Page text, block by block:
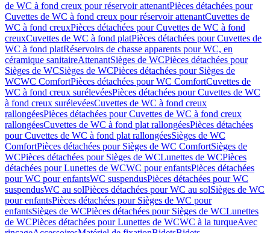
de WC à fond creux pour réservoir attenantPièces détachées pour
Cuvettes de WC à fond creux pour réservoir attenantCuvettes de
WC à fond creuxPièces détachées pour Cuvettes de WC à fond
creuxCuvettes de WC à fond platPièces détachées pour Cuvettes de
WC à fond platRéservoirs de chasse apparents pour WC, en
céramique sanitaireAttenantSièges de WCPièces détachées pour
Sièges de WCSièges de WCPièces détachées pour Sièges de
WCWC ComfortPièces détachées pour WC ComfortCuvettes de
WC à fond creux surélevéesPièces détachées pour Cuvettes de WC
à fond creux surélevéesCuvettes de WC à fond creux
rallongéesPièces détachées pour Cuvettes de WC à fond creux
rallongéesCuvettes de WC à fond plat rallongéesPièces détachées
pour Cuvettes de WC à fond plat rallongéesSièges de WC
ComfortPièces détachées pour Sièges de WC ComfortSièges de
WCPièces détachées pour Sièges de WCLunettes de WCPièces
détachées pour Lunettes de WCWC pour enfantsPièces détachées
pour WC pour enfantsWC suspendusPièces détachées pour WC
suspendusWC au solPièces détachées pour WC au solSièges de WC
pour enfantsPièces détachées pour Sièges de WC pour
enfantsSièges de WCPièces détachées pour Sièges de WCLunettes
de WCPièces détachées pour Lunettes de WCWC à la turqueAvec